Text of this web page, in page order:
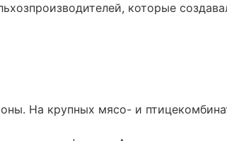
которые
На крупных мясо- и